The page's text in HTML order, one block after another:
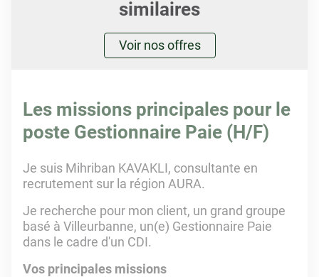
similaires
Voir nos offres
Les missions principales pour le
poste Gestionnaire Paie (H/F)
Je suis Mihriban KAVAKLI, consultante en
recrutement sur la région AURA.
Je recherche pour mon client, un grand groupe
basé à Villeurbanne, un(e) Gestionnaire Paie
dans le cadre d'un CDI.
Vos principales missions